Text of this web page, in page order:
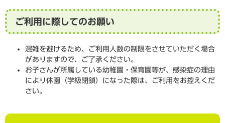
ご利用に際してのお願い
混雑を避けるため、ご利用人数の制限をさせていただく場合
がありますので、ご了承ください。
お子さんが所属している幼稚園・保育園等が、感染症の理由
により休園（学級閉鎖）になった際は、ご利用をお控えくだ
さい。